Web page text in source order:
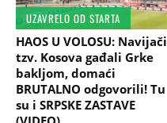
UZAVRELO OD STARTA
HAOS U VOLOSU: Navijači
tzv. Kosova gađali Grke
bakljom, domaći
BRUTALNO odgovorili! Tu
su i SRPSKE ZASTAVE